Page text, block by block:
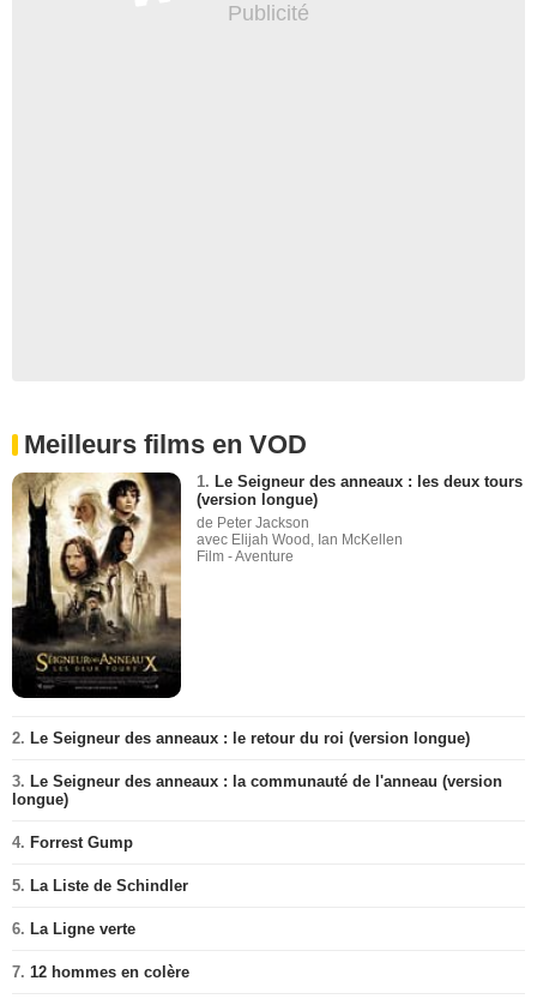
Meilleurs films en VOD
1. Le Seigneur des anneaux : les deux tours
(version longue)
de Peter Jackson
avec Elijah Wood, Ian McKellen
Film - Aventure
2. Le Seigneur des anneaux : le retour du roi (version longue)
3. Le Seigneur des anneaux : la communauté de l'anneau (version
longue)
4. Forrest Gump
5. La Liste de Schindler
6. La Ligne verte
7. 12 hommes en colère